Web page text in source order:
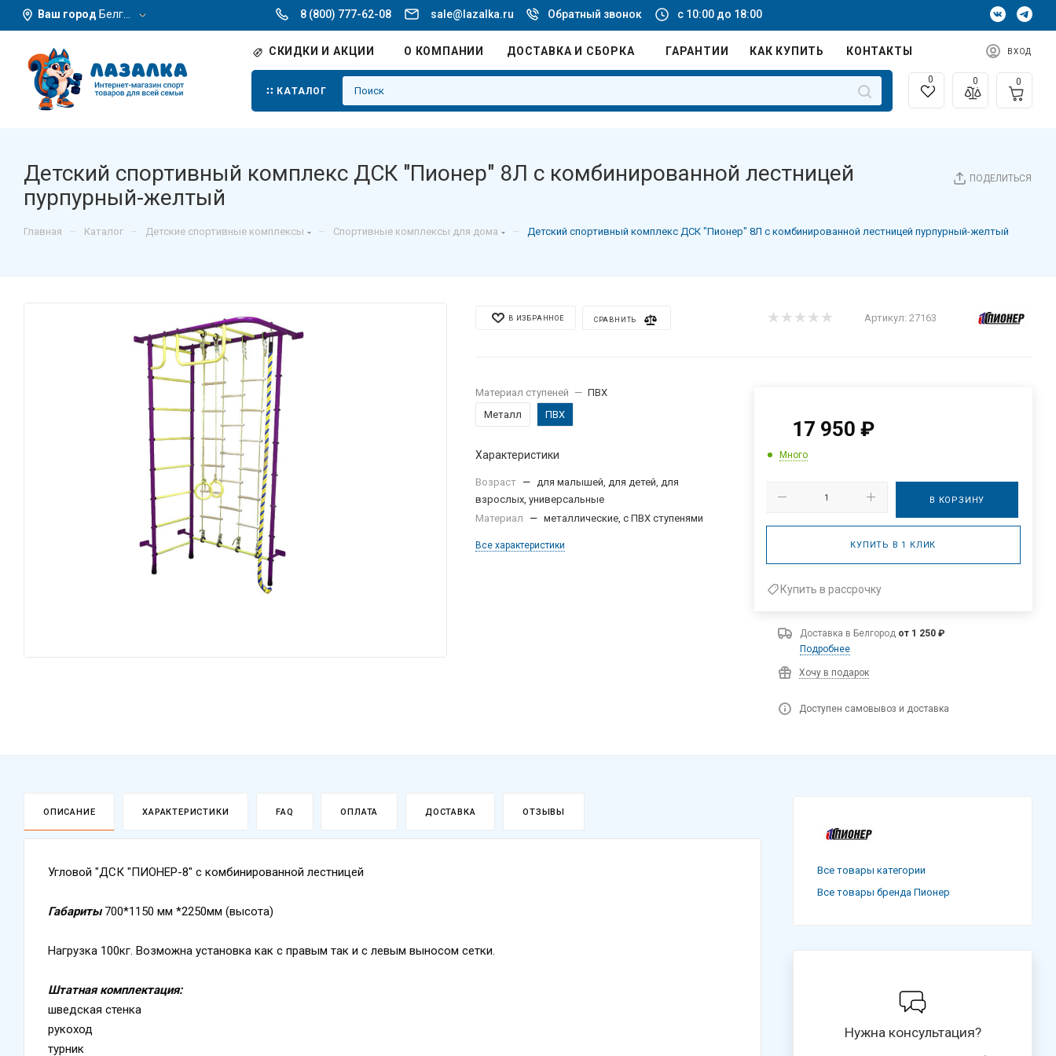
Ваш город Белгород 8 (800) 777-62-08 sale@lazalka.ru Обратный звонок с 10:00 до 18:00
СКИДКИ И АКЦИИ О КОМПАНИИ ДОСТАВКА И СБОРКА ГАРАНТИИ КАК КУПИТЬ КОНТАКТЫ ВХОД
КАТАЛОГ
0 0 0
ПОДЕЛИТЬСЯ
Детский спортивный комплекс ДСК "Пионер" 8Л с комбинированной лестницей
пурпурный-желтый
Главная – Каталог – Детские спортивные комплексы – Спортивные комплексы для дома – Детский спортивный комплекс ДСК "Пионер" 8Л с комбинированной лестницей пурпурный-желтый
В ИЗБРАННОЕ СРАВНИТЬ Артикул: 27163
Материал ступеней — ПВХ
Металл
ПВХ
Характеристики
Возраст — для малышей, для детей, для
взрослых, универсальные
Материал
— металлические, с ПВХ ступенями
Все характеристики
17 950 ₽
Много
В КОРЗИНУ
КУПИТЬ В 1 КЛИК
Купить в рассрочку
Доставка в Белгород от 1 250 ₽
Подробнее
Хочу в подарок
Доступен самовывоз и доставка
ОПИСАНИЕ ХАРАКТЕРИСТИКИ FAQ ОПЛАТА ДОСТАВКА ОТЗЫВЫ
Угловой "ДСК "ПИОНЕР-8" с комбинированной лестницей
Габариты700*1150 мм *2250мм (высота)
Нагрузка 100кг. Возможна установка как с правым так и с левым выносом сетки.
Штатная комплектация:
шведская стенка
рукоход
турник
Все товары категории
Все товары бренда Пионер
Нужна консультация?